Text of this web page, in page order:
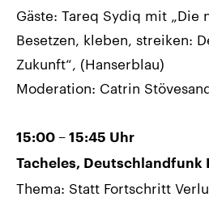
Gäste: Tareq Sydiq mit „Die
Besetzen, kleben, streiken:
Zukunft“, (Hanserblau)
Moderation: Catrin
15:00 – 15:45 Uhr
Tacheles, Deutschlandfunk
Thema: Statt Fortschritt